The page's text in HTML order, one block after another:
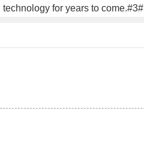
for years to come.#3#